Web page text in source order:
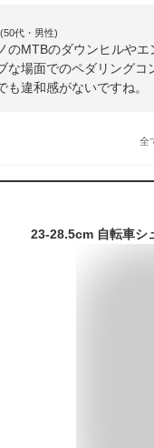
代・男性)
のMTBのダウンヒルや
な場面でのペダリング
も違和感がないですね。
全